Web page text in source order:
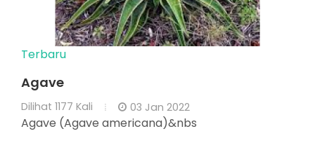
Terbaru
Agave
Dilihat 1177 Kali 03 Jan 2022
Agave (Agave americana)&nbs